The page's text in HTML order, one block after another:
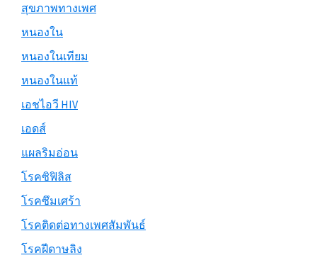
สุขภาพทางเพศ
หนองใน
หนองในเทียม
หนองในแท้
เอชไอวี HIV
เอดส์
แผลริมอ่อน
โรคซิฟิลิส
โรคซึมเศร้า
โรคติดต่อทางเพศสัมพันธ์
โรคฝีดาษลิง